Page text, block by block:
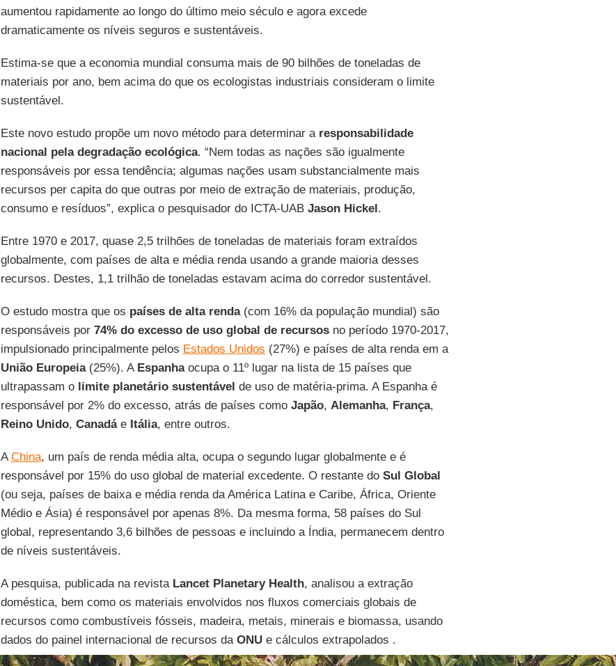
aumentou rapidamente ao longo do último meio século e agora excede
dramaticamente os níveis seguros e sustentáveis.
Estima-se que a economia mundial consuma mais de 90 bilhões de toneladas de
materiais por ano, bem acima do que os ecologistas industriais consideram o limite
sustentável.
Este novo estudo propõe um novo método para determinar a responsabilidade
nacional pela degradação ecológica. “Nem todas as nações são igualmente
responsáveis por essa tendência; algumas nações usam substancialmente mais
recursos per capita do que outras por meio de extração de materiais, produção,
consumo e resíduos”, explica o pesquisador do ICTA-UAB Jason Hickel.
Entre 1970 e 2017, quase 2,5 trilhões de toneladas de materiais foram extraídos
globalmente, com países de alta e média renda usando a grande maioria desses
recursos. Destes, 1,1 trilhão de toneladas estavam acima do corredor sustentável.
O estudo mostra que os países de alta renda(com 16% da população mundial) são
responsáveis por 74% do excesso de uso global de recursosno período 1970-2017,
impulsionado principalmente pelos Estados Unidos (27%) e países de alta renda em a
União Europeia(25%). A Espanhaocupa o 11º lugar na lista de 15 países que
ultrapassam o limite planetário sustentável de uso de matéria-prima. A Espanha é
responsável por 2% do excesso, atrás de países como Japão, Alemanha, França,
Reino Unido, Canadáe Itália, entre outros.
AChina, um país de renda média alta, ocupa o segundo lugar globalmente e é
responsável por 15% do uso global de material excedente. O restante do Sul Global
(ou seja, países de baixa e média renda da América Latina e Caribe, África, Oriente
Médio e Ásia) é responsável por apenas 8%. Da mesma forma, 58 países do Sul
global, representando 3,6 bilhões de pessoas e incluindo a Índia, permanecem dentro
de níveis sustentáveis.
A pesquisa, publicada na revista Lancet Planetary Health, analisou a extração
doméstica, bem como os materiais envolvidos nos fluxos comerciais globais de
recursos como combustíveis fósseis, madeira, metais, minerais e biomassa, usando
dados do painel internacional de recursos da ONUe cálculos extrapolados .